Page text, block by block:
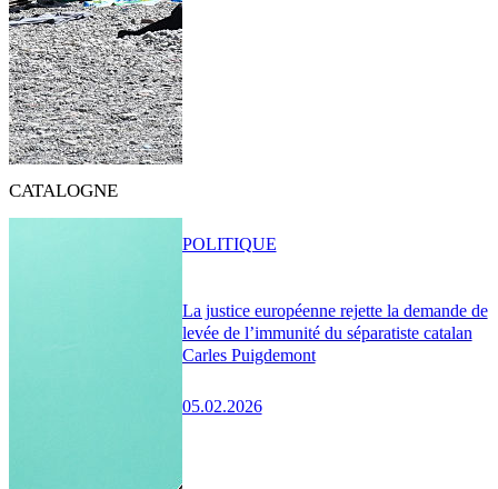
CATALOGNE
La justice européenne rejette la demande de
levée de l’immunité du séparatiste catalan
Carles Puigdemont
05.02.2026
POLITIQUE